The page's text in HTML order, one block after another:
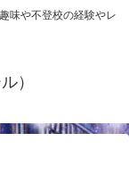
味や不登校の経験やレ
）